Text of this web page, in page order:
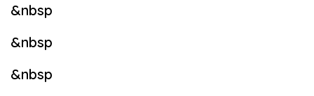
&nbsp
&nbsp
&nbsp